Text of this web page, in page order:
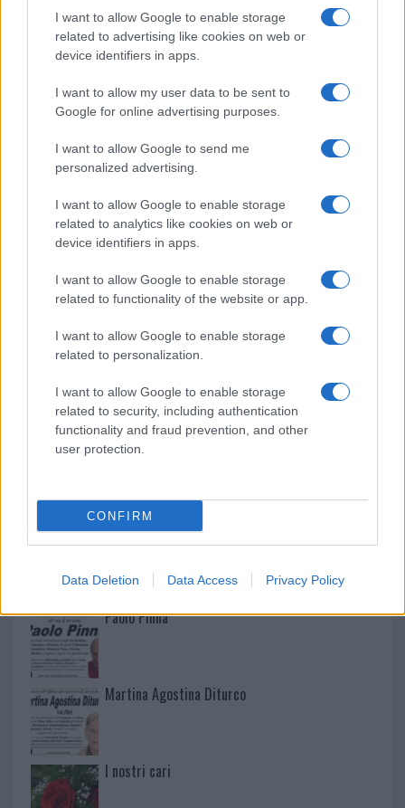
I want to allow Google to enable storage
related to advertising like cookies on web or
device identifiers in apps.
I want to allow my user data to be sent to
Google for online advertising purposes.
I want to allow Google to send me
personalized advertising.
I want to allow Google to enable storage
related to analytics like cookies on web or
device identifiers in apps.
I want to allow Google to enable storage
related to functionality of the website or app.
I want to allow Google to enable storage
related to personalization.
I want to allow Google to enable storage
related to security, including authentication
functionality and fraud prevention, and other
user protection.
CONFIRM
Data Deletion Data Access Privacy Policy
moto: un ferito
2026
Le ultime offerte di lavoro a Olbia e in Gallura
Cumuli di rifiuti a Santa Teresa Gallura, la
segnalazione dei residenti
Mario Malu
Paolo Pinna
Martina Agostina Diturco
I nostri cari